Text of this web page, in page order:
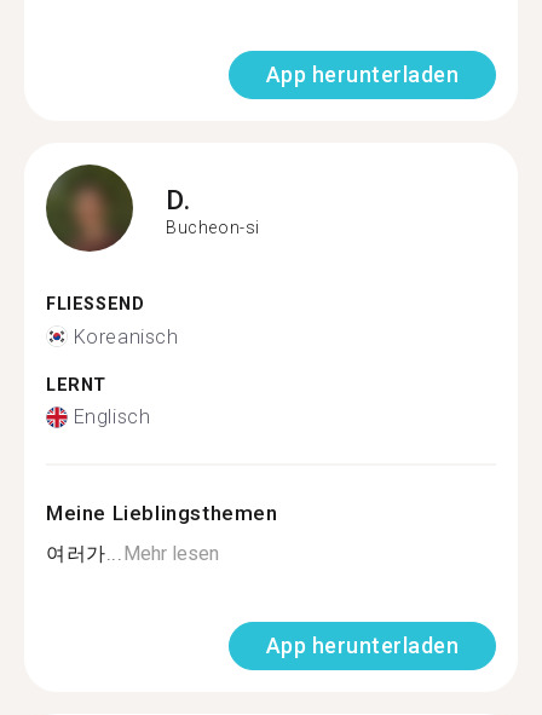
App herunterladen
D.
Bucheon-si
FLIESSEND
Koreanisch
LERNT
Englisch
Meine Lieblingsthemen
여러가...Mehr lesen
App herunterladen